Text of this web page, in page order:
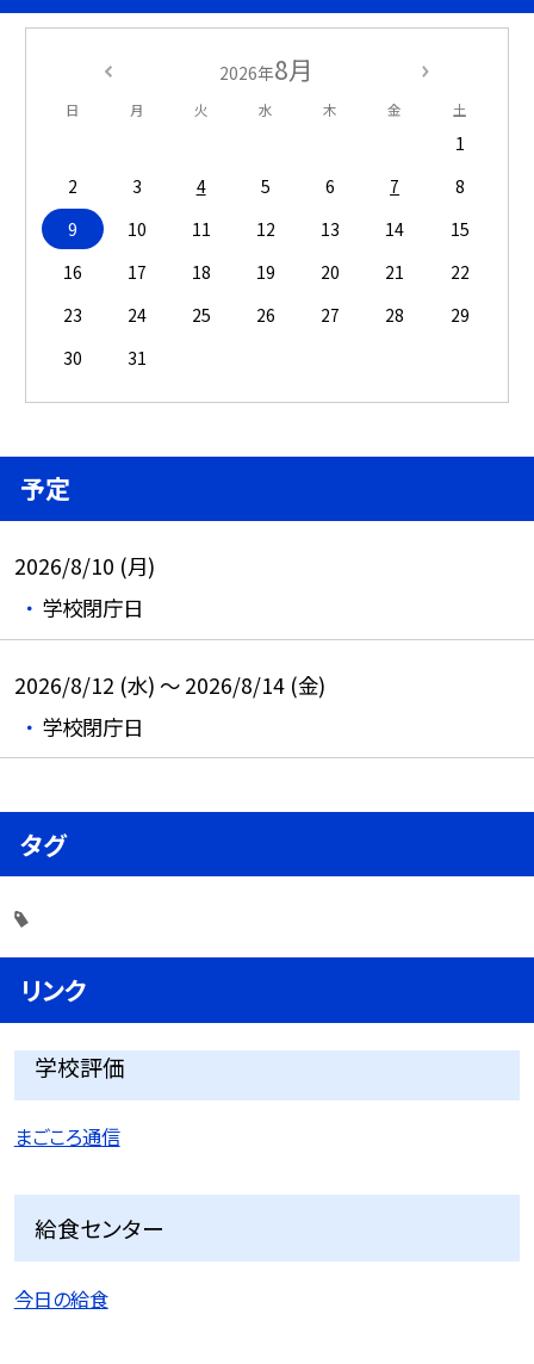
2026年8月
日 月 火 水 木 金 土
1
2
3 4 5 6 7
8
9
10 11 12 13 14
15
16
17 18 19 20 21
22
23
24 25 26 27 28
29
30
31
予定
2026/8/10 (月)
学校閉庁日
2026/8/12 (水) ～ 2026/8/14 (金)
学校閉庁日
タグ
リンク
学校評価
まごころ通信
給食センター
今日の給食